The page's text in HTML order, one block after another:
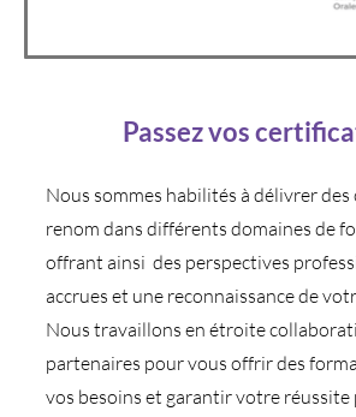
Passez vos
Nous sommes habilités à délivrer
renom dans différents domaines de
offrant ainsi des perspectives
accrues et une reconnaissance de
Nous travaillons en étroite
partenaires pour vous offrir des
vos besoins et garantir votre